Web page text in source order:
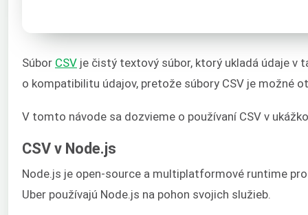
Súbor CSV je čistý textový súbor, ktorý ukladá údaje v
o kompatibilitu údajov, pretože súbory CSV je možné
V tomto návode sa dozvieme o používaní CSV v
CSV v Node.js
Node.js je open-source a multiplatformové runtime
Uber používajú Node.js na pohon svojich služieb.